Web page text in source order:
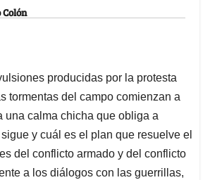
producidas por la protesta
tormentas del campo comienzan a
una calma chicha que obliga a
y cuál es el plan que resuelve el
del conflicto armado y del conflicto
a los diálogos con las guerrillas,